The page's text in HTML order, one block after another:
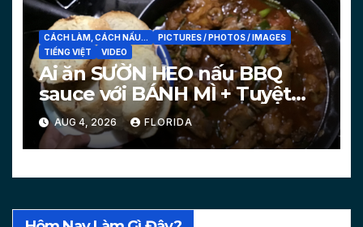
CÁCH LÀM, CÁCH NẤU...
PICTURES / PHOTOS / IMAGES
TIẾNG VIỆT
VIDEO
Ai ăn SƯỜN HEO nấu BBQ
sauce với BÁNH MÌ + Tuyệt
chiêu làm bánh mì nóng
[PICTURES, VIDEO]
AUG 4, 2026 FLORIDA